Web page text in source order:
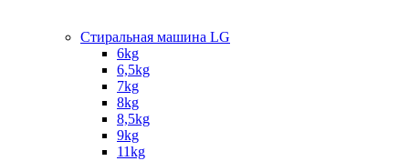
Стиральная машина LG
6kg
6,5kg
7kg
8kg
8,5kg
9kg
11kg